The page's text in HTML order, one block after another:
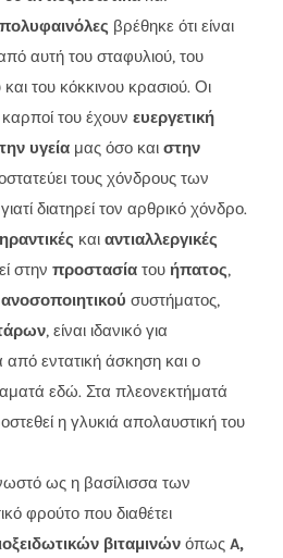
πολυφαινόλες βρέθηκε ότι είναι
αυτή του σταφυλιού, του
του κόκκινου κρασιού. Οι
καρποί του έχουν ευεργετική
υγεία μας όσο και στην
τους χόνδρους των
διατηρεί τον αρθρικό χόνδρο.
και αντιαλλεργικές
στην προστασία του ήπατος,
ανοσοποιητικού συστήματος,
, είναι ιδανικό για
εντατική άσκηση και ο
εδώ. Στα πλεονεκτήματά
η γλυκιά απολαυστική του
ως η βασίλισσα των
φρούτο που διαθέτει
βιταμινών όπως A,